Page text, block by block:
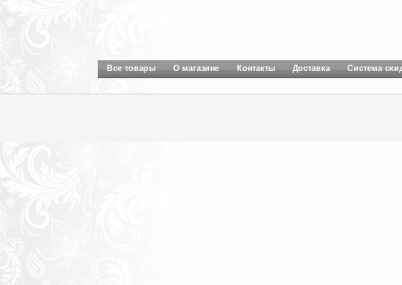
Все товары О магазине Контакты Доставка Система